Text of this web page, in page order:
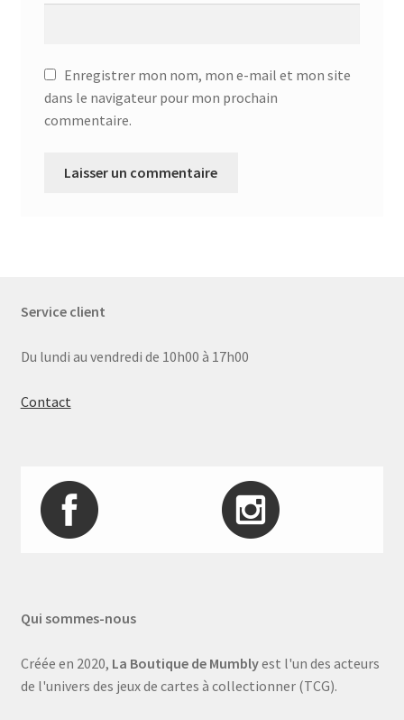
Enregistrer mon nom, mon e-mail et mon site
dans le navigateur pour mon prochain
commentaire.
Service client
Du lundi au vendredi de 10h00 à 17h00
Contact
Qui sommes-nous
Créée en 2020, La Boutique de Mumblyest l'un des acteurs
de l'univers des jeux de cartes à collectionner (TCG).